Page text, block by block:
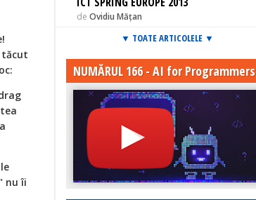
tăcut
nu îi
de Ovidiu Mățan
▼ TOATE ARTICOLELE ▼
NUMĂRUL 166 - AI for Programmers